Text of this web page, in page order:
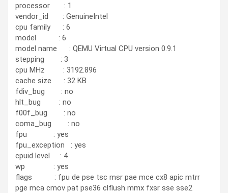
processor : 1
vendor_id : GenuineIntel
cpu family : 6
model : 6
model name : QEMU Virtual CPU version 0.9.1
stepping : 3
cpu MHz : 3192.896
cache size : 32 KB
fdiv_bug : no
hlt_bug : no
f00f_bug : no
coma_bug : no
fpu : yes
fpu_exception : yes
cpuid level : 4
wp : yes
flags : fpu de pse tsc msr pae mce cx8 apic mtrr
pge mca cmov pat pse36 clflush mmx fxsr sse sse2